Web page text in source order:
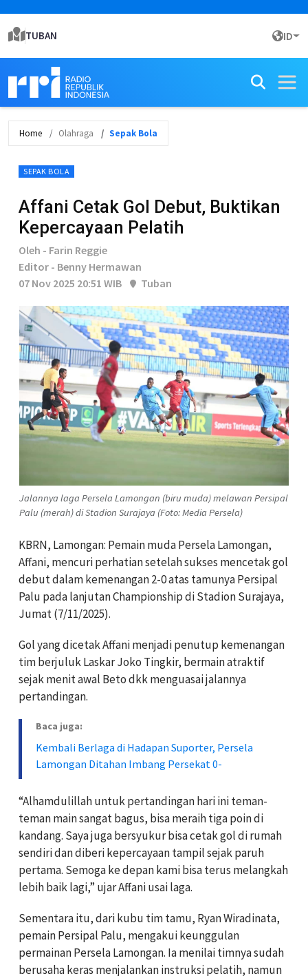
TUBAN ID
Home Olahraga Sepak Bola
SEPAK BOLA
Affani Cetak Gol Debut, Buktikan
Kepercayaan Pelatih
Oleh - Farin Reggie
Editor - Benny Hermawan
07 Nov 2025 20:51 WIB
Tuban
Jalannya laga Persela Lamongan (biru muda) melawan Persipal
Palu (merah) di Stadion Surajaya (Foto: Media Persela)
KBRN, Lamongan: Pemain muda Persela Lamongan,
Affani, mencuri perhatian setelah sukses mencetak gol
debut dalam kemenangan 2-0 atas tamunya Persipal
Palu pada lanjutan Championship di Stadion Surajaya,
Jumat (7/11/2025).
Gol yang dicetak Affani menjadi penutup kemenangan
tim berjuluk Laskar Joko Tingkir, bermain atraktif
sejak menit awal Beto dkk menguasai jalannya
pertandingan.
Baca juga:
Kembali Berlaga di Hadapan Suporter, Persela
Lamongan Ditahan Imbang Persekat 0-
“Alhamdulillah untuk pertandingan hari ini teman-
teman main sangat bagus, bisa meraih tiga poin di
kandang. Saya juga bersyukur bisa cetak gol di rumah
sendiri dan diberi kepercayaan tampil sejak paruh
pertama. Semoga ke depan kami bisa terus melangkah
lebih baik lagi,” ujar Affani usai laga.
Sementara itu, dari kubu tim tamu, Ryan Wiradinata,
pemain Persipal Palu, mengakui keunggulan
permainan Persela Lamongan. Ia menilai timnya sudah
berusaha keras menjalankan instruksi pelatih, namun